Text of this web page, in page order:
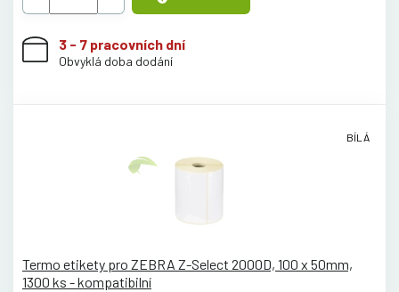
3 - 7 pracovních dní
Obvyklá doba dodání
BÍLÁ
Termo etikety pro ZEBRA Z-Select 2000D, 100 x 50mm,
1300 ks - kompatibilní